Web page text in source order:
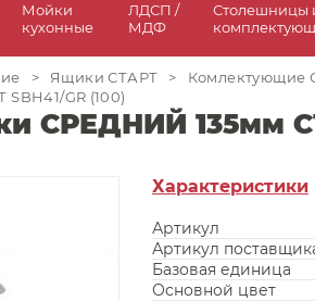
Мойки
кухонные
ЛДСП /
МДФ
Столешницы
> Ящики СТАРТ > Комлектующие
GR (100)
СРЕДНИЙ 135мм
Характеристики
Артикул
Артикул
Базовая единица
Основной цвет